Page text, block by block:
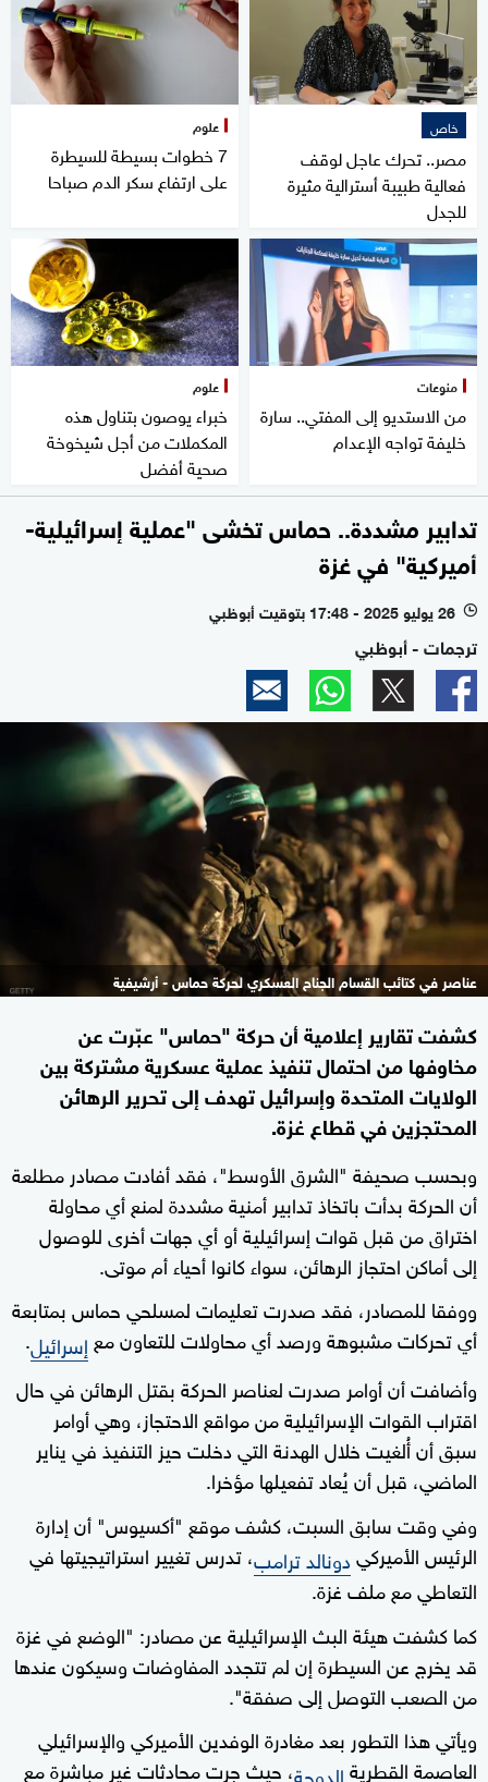
خاص
مصر.. تحرك عاجل لوقف
فعالية طبيبة أسترالية مثيرة
للجدل
علوم
7 خطوات بسيطة للسيطرة
على ارتفاع سكر الدم صباحا
منوعات
من الاستديو إلى المفتي.. سارة
خليفة تواجه الإعدام
علوم
خبراء يوصون بتناول هذه
المكملات من أجل شيخوخة
صحية أفضل
تدابير مشددة.. حماس تخشى "عملية إسرائيلية-
أميركية" في غزة
l 26 يوليو 2025 - 17:48 بتوقيت أبوظبي
ترجمات - أبوظبي
عناصر في كتائب القسام الجناح العسكري لحركة حماس - أرشيفية
كشفت تقارير إعلامية أن حركة "حماس" عبّرت عن
مخاوفها من احتمال تنفيذ عملية عسكرية مشتركة بين
الولايات المتحدة وإسرائيل تهدف إلى تحرير الرهائن
المحتجزين في قطاع غزة.
وبحسب صحيفة "الشرق الأوسط"، فقد أفادت مصادر مطلعة
أن الحركة بدأت باتخاذ تدابير أمنية مشددة لمنع أي محاولة
اختراق من قبل قوات إسرائيلية أو أي جهات أخرى للوصول
إلى أماكن احتجاز الرهائن، سواء كانوا أحياء أم موتى.
ووفقا للمصادر، فقد صدرت تعليمات لمسلحي حماس بمتابعة
أي تحركات مشبوهة ورصد أي محاولات للتعاون معإسرائيل.
وأضافت أن أوامر صدرت لعناصر الحركة بقتل الرهائن في حال
اقتراب القوات الإسرائيلية من مواقع الاحتجاز، وهي أوامر
سبق أن أُلغيت خلال الهدنة التي دخلت حيز التنفيذ في يناير
الماضي، قبل أن يُعاد تفعيلها مؤخرا.
وفي وقت سابق السبت، كشف موقع "أكسيوس" أن إدارة
الرئيس الأميركيدونالد ترامب، تدرس تغيير استراتيجيتها في
التعاطي مع ملف غزة.
كما كشفت هيئة البث الإسرائيلية عن مصادر: "الوضع في غزة
قد يخرج عن السيطرة إن لم تتجدد المفاوضات وسيكون عندها
من الصعب التوصل إلى صفقة".
ويأتي هذا التطور بعد مغادرة الوفدين الأميركي والإسرائيلي
العاصمة القطريةالدوحة، حيث جرت محادثات غير مباشرة مع